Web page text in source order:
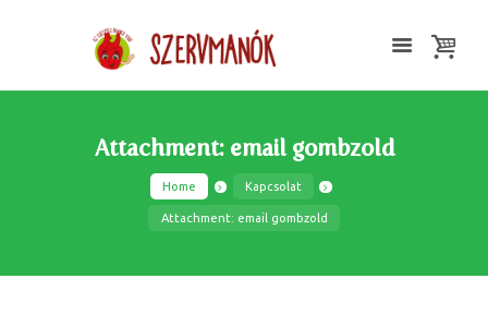
Attachment: email gombzold
Home Kapcsolat
Attachment: email gombzold